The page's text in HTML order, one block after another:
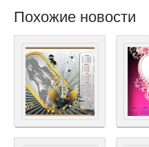
Похожие новости